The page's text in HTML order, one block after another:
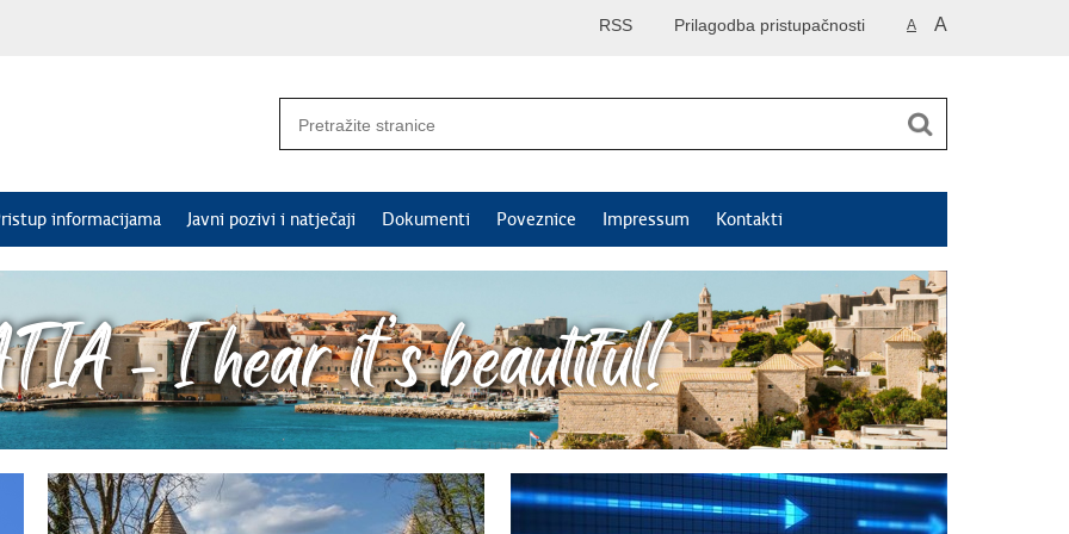
A A
Prilagodba pristupačnosti
RSS
informacijama Javni pozivi i natječaji Dokumenti Poveznice Impressum Kontakti